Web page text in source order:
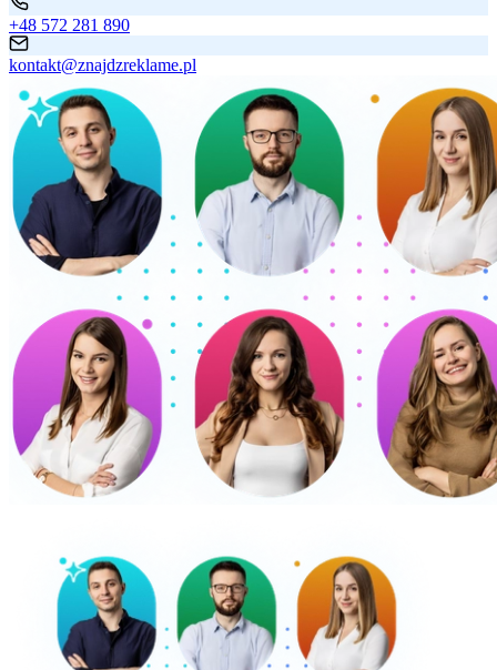
+48 572 281 890
kontakt@znajdzreklame.pl